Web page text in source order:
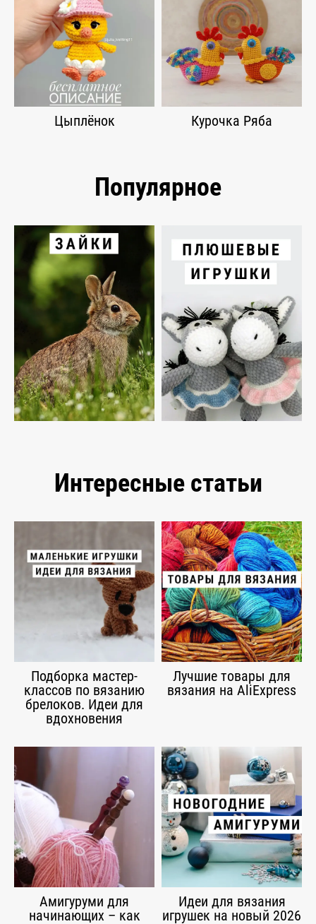
Цыплёнок Курочка Ряба
Популярное
Интересные статьи
Подборка мастер-
классов по вязанию
брелоков. Идеи для
вдохновения
Лучшие товары для
вязания на AliExpress
Амигуруми для
начинающих – как
Идеи для вязания
игрушек на новый 2026